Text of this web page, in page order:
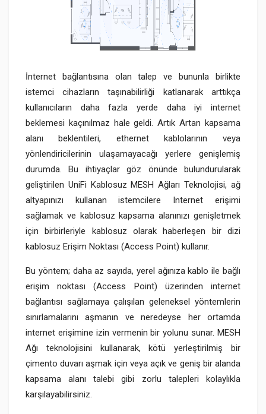
İnternet bağlantısına olan talep ve bununla birlikte
istemci cihazların taşınabilirliği katlanarak arttıkça
kullanıcıların daha fazla yerde daha iyi internet
beklemesi kaçınılmaz hale geldi. Artık Artan kapsama
alanı beklentileri, ethernet kablolarının veya
yönlendiricilerinin ulaşamayacağı yerlere genişlemiş
durumda. Bu ihtiyaçlar göz önünde bulundurularak
geliştirilen UniFi Kablosuz MESH Ağları Teknolojisi, ağ
altyapınızı kullanan istemcilere Internet erişimi
sağlamak ve kablosuz kapsama alanınızı genişletmek
için birbirleriyle kablosuz olarak haberleşen bir dizi
kablosuz Erişim Noktası (Access Point) kullanır.
Bu yöntem; daha az sayıda, yerel ağınıza kablo ile bağlı
erişim noktası (Access Point) üzerinden internet
bağlantısı sağlamaya çalışılan geleneksel yöntemlerin
sınırlamalarını aşmanın ve neredeyse her ortamda
internet erişimine izin vermenin bir yolunu sunar. MESH
Ağı teknolojisini kullanarak, kötü yerleştirilmiş bir
çimento duvarı aşmak için veya açık ve geniş bir alanda
kapsama alanı talebi gibi zorlu talepleri kolaylıkla
karşılayabilirsiniz.